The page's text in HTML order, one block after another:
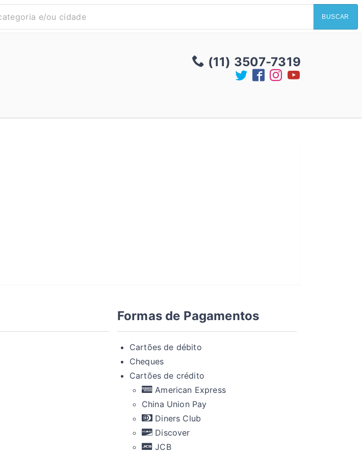
BUSCAR
(11) 3507-7319
Formas de Pagamentos
Cartões de débito
Cheques
Cartões de crédito
American Express
China Union Pay
Diners Club
Discover
JCB